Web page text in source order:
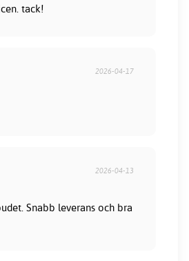
tack!
2026-04-17
2026-04-13
Snabb leverans och bra